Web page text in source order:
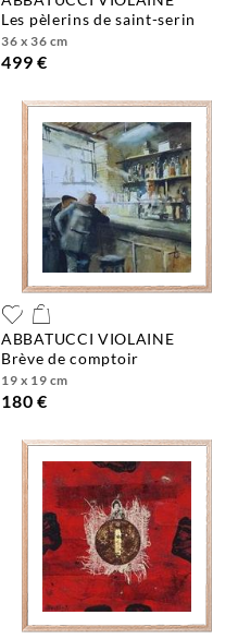
les pèlerins de saint-serin
36 x 36 cm
499 €
ABBATUCCI VIOLAINE
brève de comptoir
19 x 19 cm
180 €